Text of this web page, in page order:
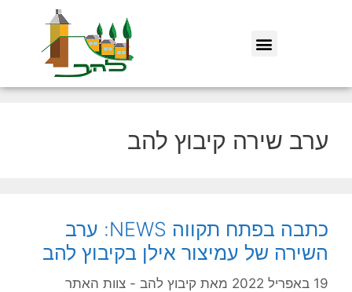
ערב שירה קיבוץ להב
כתבה בפתח תקווה NEWS: ערב
השירה של עמיצור אילן בקיבוץ להב
19 באפריל 2022 מאת קיבוץ להב - צוות האתר